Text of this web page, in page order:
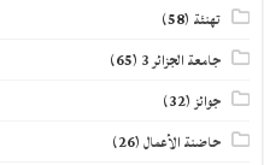
تهنئة (58)
جامعة الجزائر 3 (65)
جوائز(32)
حاضنة الأعمال(26)